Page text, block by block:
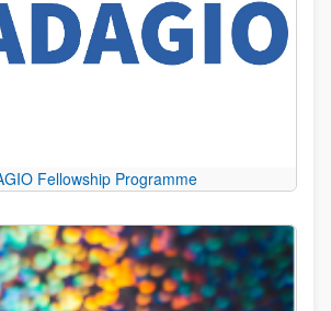
Fellowship Programme